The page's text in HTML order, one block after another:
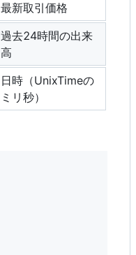
最新取引価格
過去24時間の出来
高
日時（UnixTimeの
ミリ秒）